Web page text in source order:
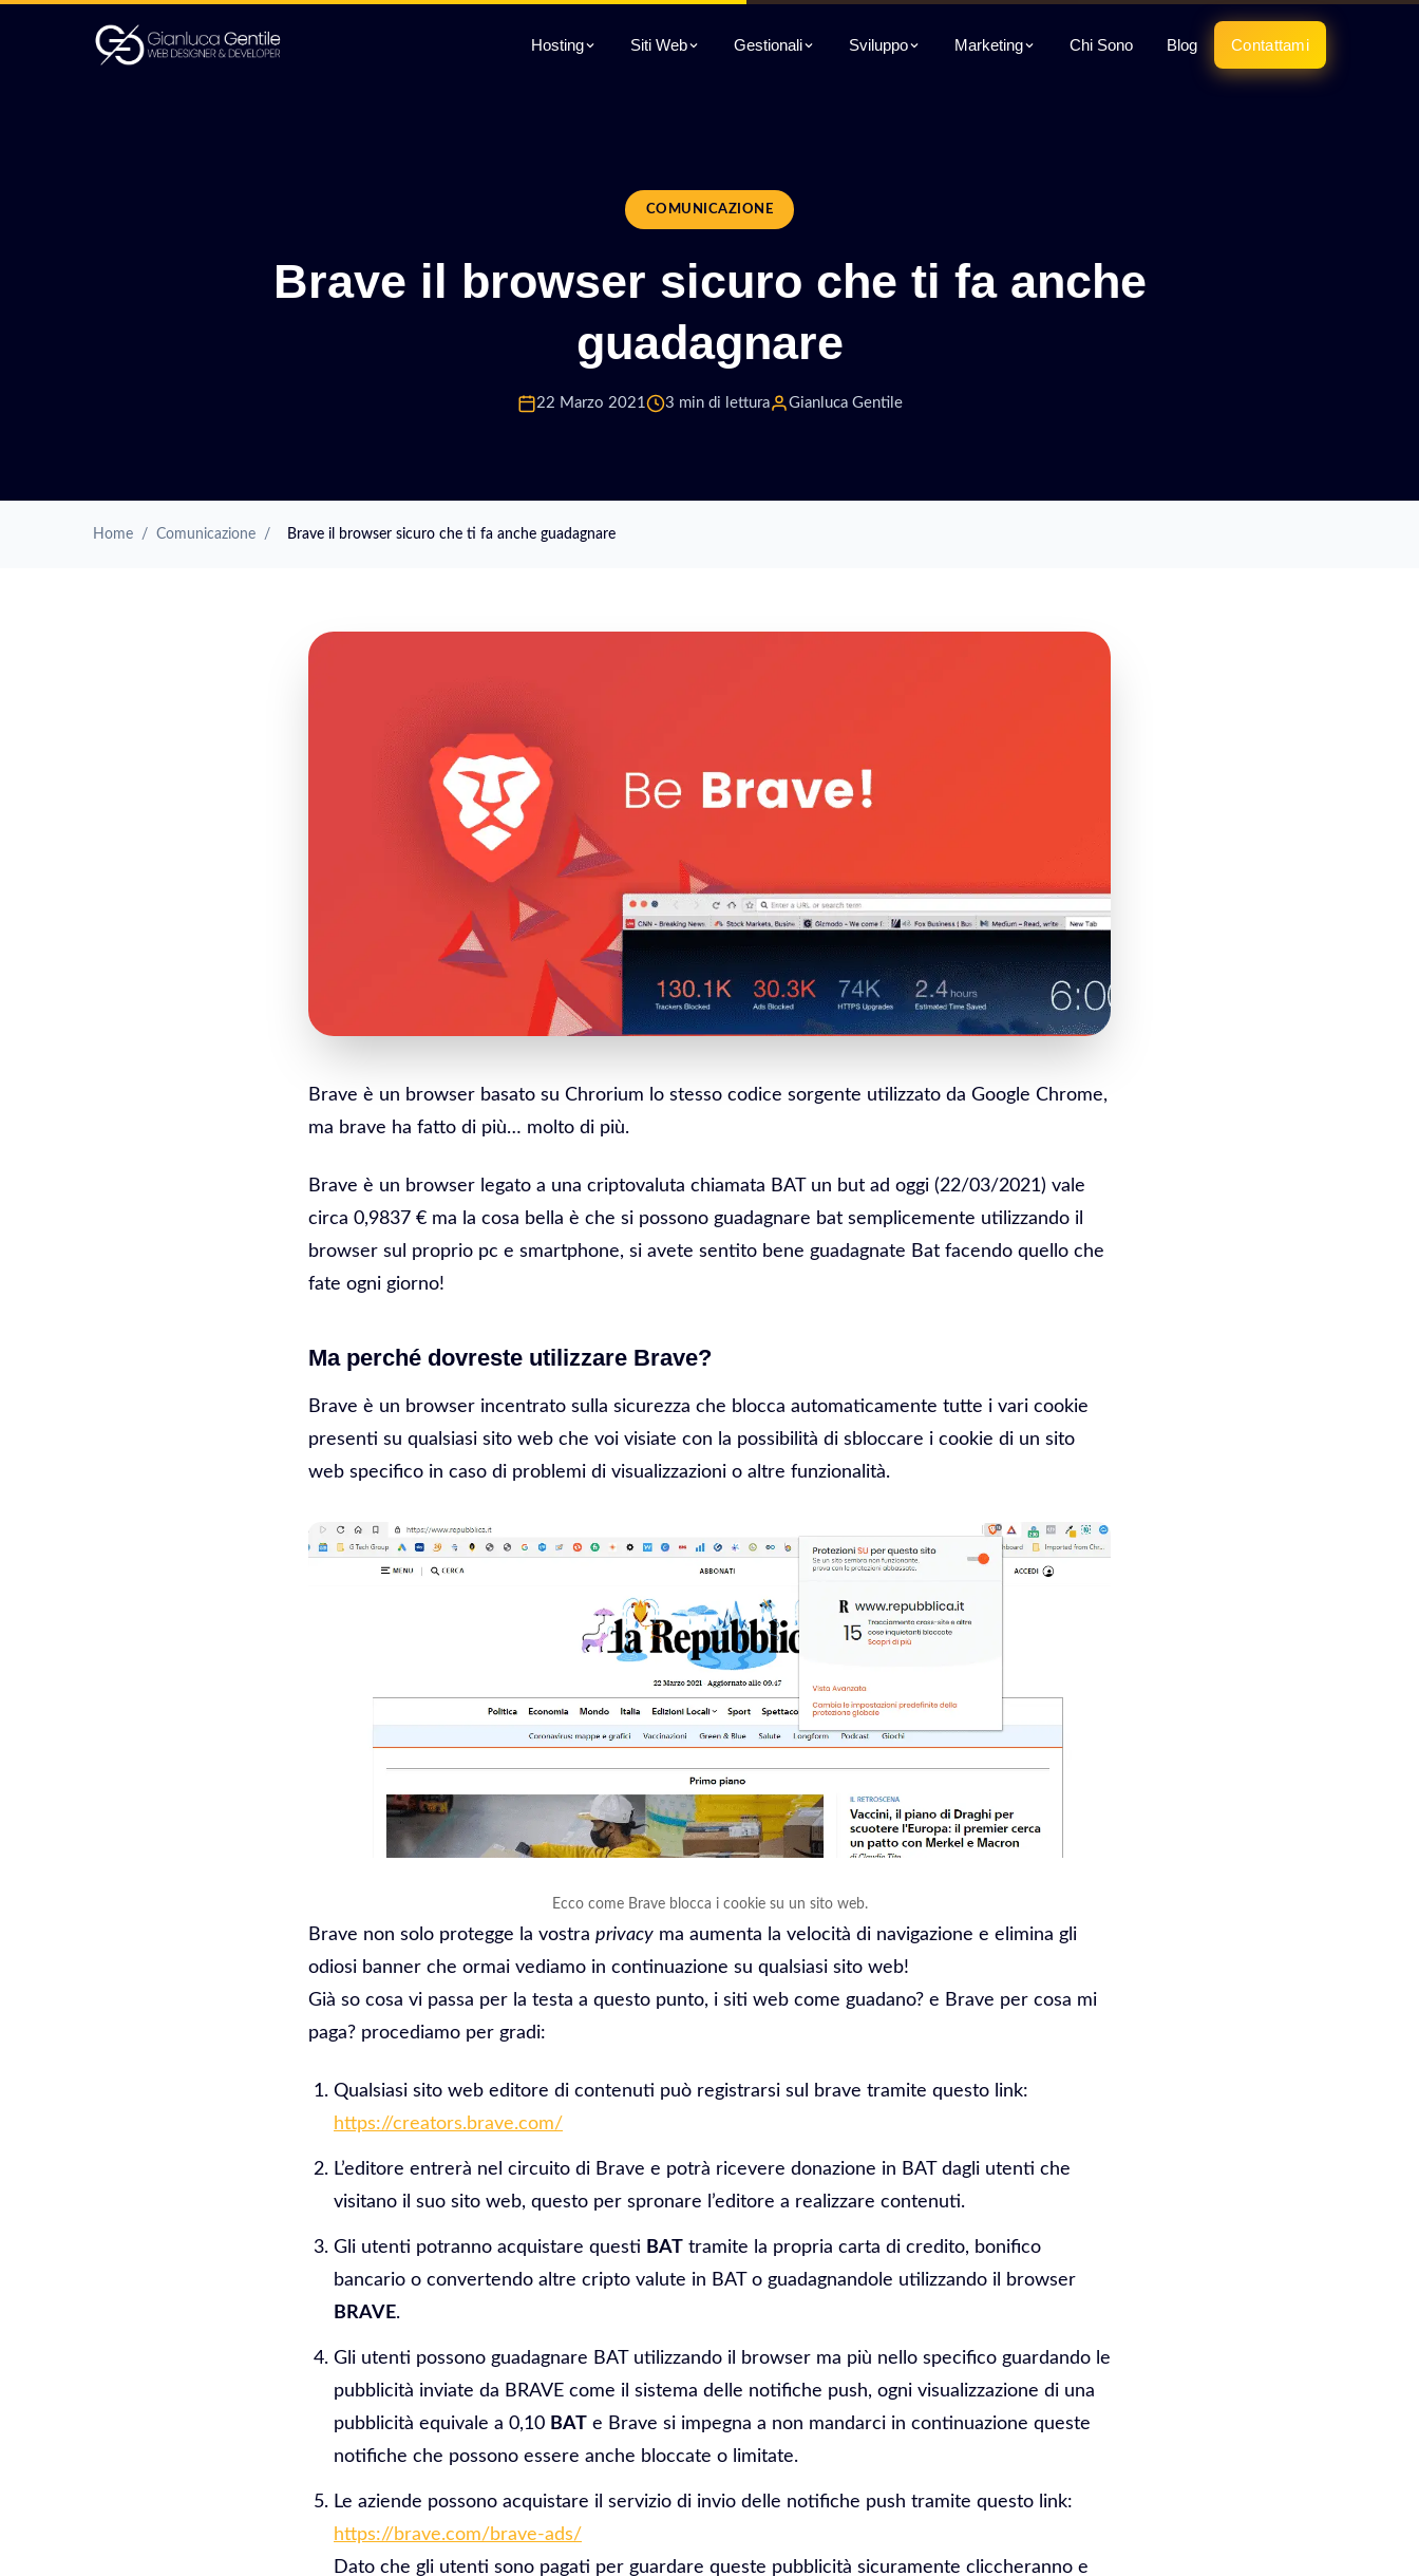
Hosting Siti Web Gestionali Sviluppo Marketing Chi Sono Blog Contattami
COMUNICAZIONE
Brave il browser sicuro che ti fa anche
guadagnare
22 Marzo 2021 3 min di lettura Gianluca Gentile
Home / Comunicazione / Brave il browser sicuro che ti fa anche guadagnare
Brave è un browser basato su Chrorium lo stesso codice sorgente utilizzato da Google Chrome,
ma brave ha fatto di più… molto di più.
Brave è un browser legato a una criptovaluta chiamata BAT un but ad oggi (22/03/2021) vale
circa 0,9837 € ma la cosa bella è che si possono guadagnare bat semplicemente utilizzando il
browser sul proprio pc e smartphone, si avete sentito bene guadagnate Bat facendo quello che
fate ogni giorno!
Ma perché dovreste utilizzare Brave?
Brave è un browser incentrato sulla sicurezza che blocca automaticamente tutte i vari cookie
presenti su qualsiasi sito web che voi visiate con la possibilità di sbloccare i cookie di un sito
web specifico in caso di problemi di visualizzazioni o altre funzionalità.
Ecco come Brave blocca i cookie su un sito web.
Brave non solo protegge la vostra privacy ma aumenta la velocità di navigazione e elimina gli
odiosi banner che ormai vediamo in continuazione su qualsiasi sito web!
Già so cosa vi passa per la testa a questo punto, i siti web come guadano? e Brave per cosa mi
paga? procediamo per gradi:
Qualsiasi sito web editore di contenuti può registrarsi sul brave tramite questo link:
https://creators.brave.com/
L’editore entrerà nel circuito di Brave e potrà ricevere donazione in BAT dagli utenti che
visitano il suo sito web, questo per spronare l’editore a realizzare contenuti.
Gli utenti potranno acquistare questi BAT tramite la propria carta di credito, bonifico
bancario o convertendo altre cripto valute in BAT o guadagnandole utilizzando il browser
BRAVE.
Gli utenti possono guadagnare BAT utilizzando il browser ma più nello specifico guardando le
pubblicità inviate da BRAVE come il sistema delle notifiche push, ogni visualizzazione di una
pubblicità equivale a 0,10 BAT e Brave si impegna a non mandarci in continuazione queste
notifiche che possono essere anche bloccate o limitate.
Le aziende possono acquistare il servizio di invio delle notifiche push tramite questo link:
https://brave.com/brave-ads/
Dato che gli utenti sono pagati per guardare queste pubblicità sicuramente cliccheranno e